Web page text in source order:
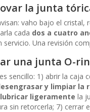
la junta
vaho bajo el
cada dos a cuatro
servicio. Una revisión
una junta O-
sencillo: 1) abrir la caja
y limpiar la
lubricar ligeramente la
sin retorcerla; 7) cerrar